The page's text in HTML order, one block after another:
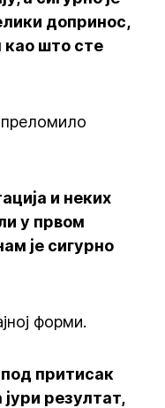
допринос,
као што сте
преломило
и неких
у првом
је сигурно
форми.
притисак
резултат,